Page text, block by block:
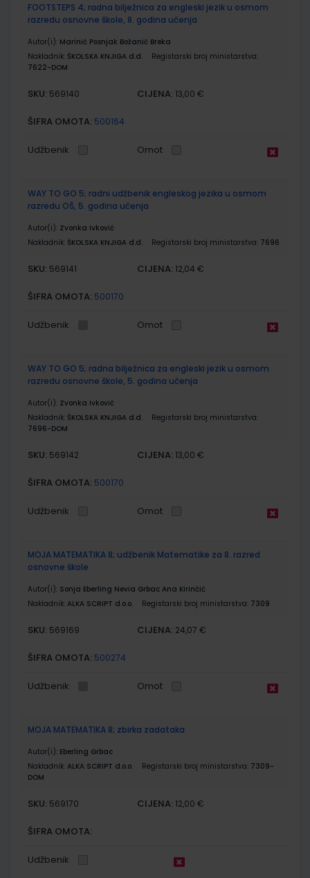
FOOTSTEPS 4; radna bilježnica za engleski jezik u osmom
razredu osnovne škole, 8. godina učenja
Autor(i): Marinić Posnjak Božanić Breka
Nakladnik: ŠKOLSKA KNJIGA d.d.
Registarski broj ministarstva:
7622-DOM
SKU: 569140 CIJENA: 13,00 €
ŠIFRA OMOTA: 500164
Udžbenik Omot
WAY TO GO 5; radni udžbenik engleskog jezika u osmom
razredu OŠ, 5. godina učenja
Autor(i): Zvonka Ivković
Nakladnik: ŠKOLSKA KNJIGA d.d. Registarski broj ministarstva: 7696
SKU: 569141 CIJENA: 12,04 €
ŠIFRA OMOTA: 500170
Udžbenik Omot
WAY TO GO 5; radna bilježnica za engleski jezik u osmom
razredu osnovne škole, 5. godina učenja
Autor(i): Zvonka Ivković
Nakladnik: ŠKOLSKA KNJIGA d.d.
Registarski broj ministarstva:
7696-DOM
SKU: 569142 CIJENA: 13,00 €
ŠIFRA OMOTA: 500170
Udžbenik Omot
MOJA MATEMATIKA 8; udžbenik Matematike za 8. razred
osnovne škole
Autor(i): Sonja Eberling Nevia Grbac Ana Kirinčić
Nakladnik: ALKA SCRIPT d.o.o. Registarski broj ministarstva: 7309
SKU: 569169 CIJENA: 24,07 €
ŠIFRA OMOTA: 500274
Udžbenik Omot
MOJA MATEMATIKA 8; zbirka zadataka
Autor(i): Eberling Grbac
Nakladnik: ALKA SCRIPT d.o.o. Registarski broj ministarstva: 7309-
DOM
SKU: 569170 CIJENA: 12,00 €
ŠIFRA OMOTA:
Udžbenik